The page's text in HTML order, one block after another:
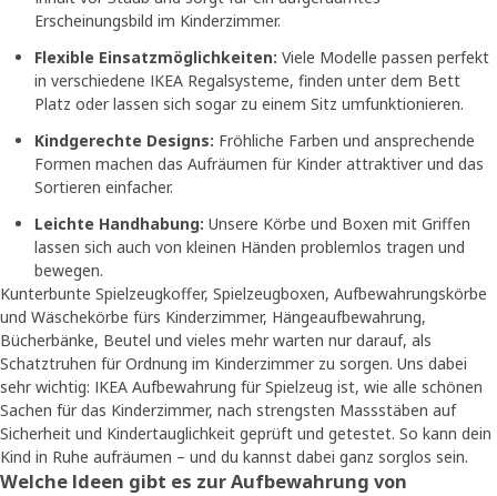
Erscheinungsbild im Kinderzimmer.
Flexible Einsatzmöglichkeiten: Viele Modelle passen perfekt
in verschiedene IKEA Regalsysteme, finden unter dem Bett
Platz oder lassen sich sogar zu einem Sitz umfunktionieren.
Kindgerechte Designs: Fröhliche Farben und ansprechende
Formen machen das Aufräumen für Kinder attraktiver und das
Sortieren einfacher.
Leichte Handhabung: Unsere Körbe und Boxen mit Griffen
lassen sich auch von kleinen Händen problemlos tragen und
bewegen.
Kunterbunte Spielzeugkoffer, Spielzeugboxen, Aufbewahrungskörbe
und Wäschekörbe fürs Kinderzimmer, Hängeaufbewahrung,
Bücherbänke, Beutel und vieles mehr warten nur darauf, als
Schatztruhen für Ordnung im Kinderzimmer zu sorgen. Uns dabei
sehr wichtig: IKEA Aufbewahrung für Spielzeug ist, wie alle schönen
Sachen für das Kinderzimmer, nach strengsten Massstäben auf
Sicherheit und Kindertauglichkeit geprüft und getestet. So kann dein
Kind in Ruhe aufräumen – und du kannst dabei ganz sorglos sein.
Welche Ideen gibt es zur Aufbewahrung von